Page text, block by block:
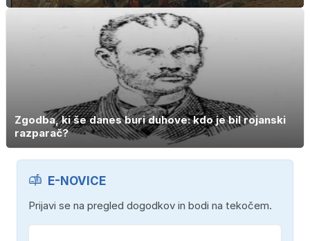
Zgodba, ki še danes buri duhove: kdo je bil rojanski
razparač?
E-NOVICE
Prijavi se na pregled dogodkov in bodi na tekočem.